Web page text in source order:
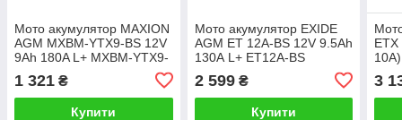
Мото акумулятор MAXION
AGM MXBM-YTX9-BS 12V
9Ah 180A L+ MXBM-YTX9-
1 321 ₴
Купити
Мото акумулятор EXIDE
AGM ET 12A-BS 12V 9.5Ah
130А L+ ET12A-BS
2 599₴
Купити
ETX
10A)
3